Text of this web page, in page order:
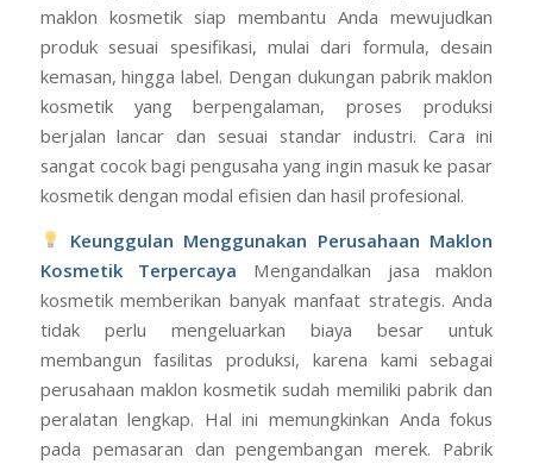
maklon kosmetik siap membantu Anda mewujudkan
produk sesuai spesifikasi, mulai dari formula, desain
kemasan, hingga label. Dengan dukungan pabrik maklon
kosmetik yang berpengalaman, proses produksi
berjalan lancar dan sesuai standar industri. Cara ini
sangat cocok bagi pengusaha yang ingin masuk ke pasar
kosmetik dengan modal efisien dan hasil profesional.
Keunggulan Menggunakan Perusahaan Maklon
Kosmetik Terpercaya Mengandalkan jasa maklon
kosmetik memberikan banyak manfaat strategis. Anda
tidak perlu mengeluarkan biaya besar untuk
membangun fasilitas produksi, karena kami sebagai
perusahaan maklon kosmetik sudah memiliki pabrik dan
peralatan lengkap. Hal ini memungkinkan Anda fokus
pada pemasaran dan pengembangan merek. Pabrik